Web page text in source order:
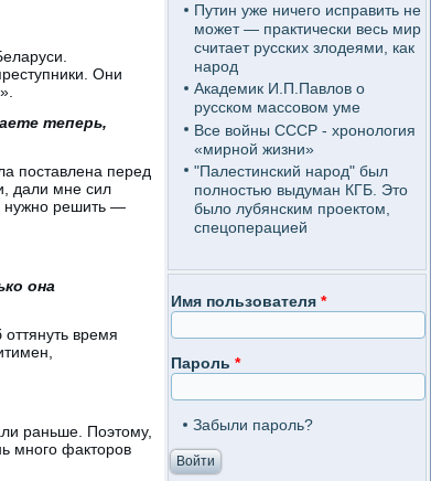
Они
теперь,
поставлена перед
дали мне сил
нужно решить —
она
время
раньше. Поэтому,
много факторов
Путин уже ничего исправить не
может — практически весь мир
считает русских злодеями, как
народ
Академик И.П.Павлов о
русском массовом уме
Все войны СССР - хронология
«мирной жизни»
"Палестинский народ" был
полностью выдуман КГБ. Это
было лубянским проектом,
спецоперацией
Имя пользователя *
Пароль *
Забыли пароль?